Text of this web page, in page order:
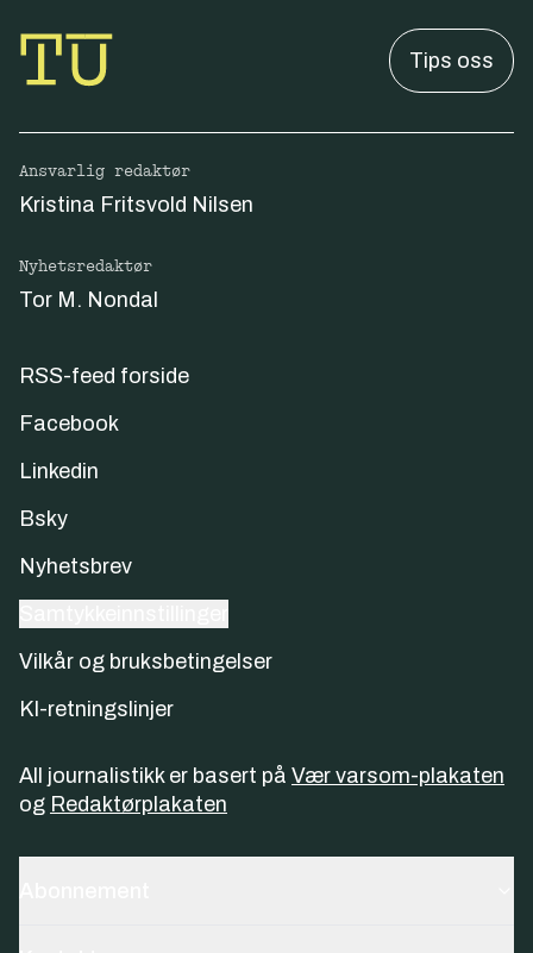
Tips oss
Ansvarlig redaktør
Kristina Fritsvold Nilsen
Nyhetsredaktør
Tor M. Nondal
RSS-feed forside
Facebook
Linkedin
Bsky
Nyhetsbrev
Vilkår og bruksbetingelser
KI-retningslinjer
All journalistikk er basert på Vær varsom-plakaten
og Redaktørplakaten